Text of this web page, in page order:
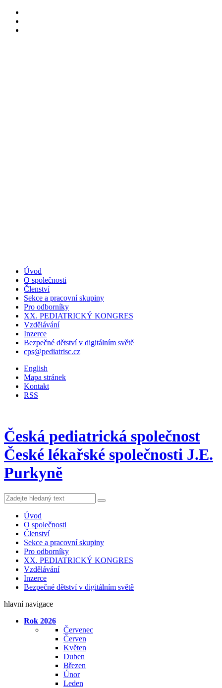
Úvod
O společnosti
Členství
Sekce a pracovní skupiny
Pro odborníky
XX. PEDIATRICKÝ KONGRES
Vzdělávání
Inzerce
Bezpečné dětství v digitálním světě
cps@pediatrisc.cz
English
Mapa stránek
Kontakt
RSS
Česká pediatrická společnost
České lékařské společnosti J.E.
Purkyně
Úvod
O společnosti
Členství
Sekce a pracovní skupiny
Pro odborníky
XX. PEDIATRICKÝ KONGRES
Vzdělávání
Inzerce
Bezpečné dětství v digitálním světě
hlavní navigace
Rok 2026
Červenec
Červen
Květen
Duben
Březen
Únor
Leden